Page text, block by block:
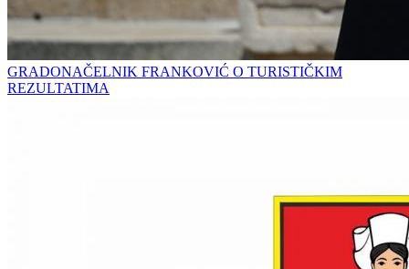
GRADONAČELNIK FRANKOVIĆ O TURISTIČKIM
REZULTATIMA